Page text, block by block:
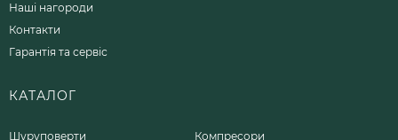
Наші нагороди
Контакти
Гарантія та сервіс
КАТАЛОГ
Шуруповерти Компресори